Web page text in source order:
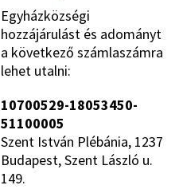
Egyházközségi
hozzájárulást és adományt
a következő számlaszámra
lehet utalni:
10700529-18053450-
51100005
Szent István Plébánia, 1237
Budapest, Szent László u.
149.